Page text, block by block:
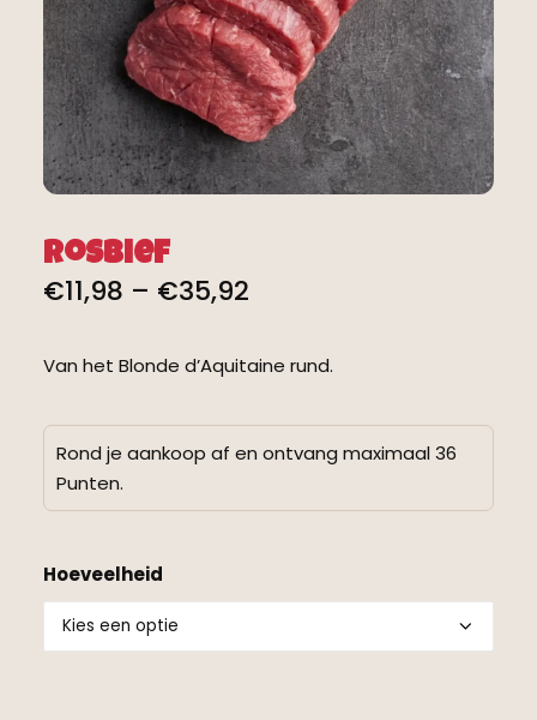
Rosbief
€11,98 – €35,92
Van het Blonde d’Aquitaine rund.
Rond je aankoop af en ontvang maximaal 36
Punten.
Hoeveelheid